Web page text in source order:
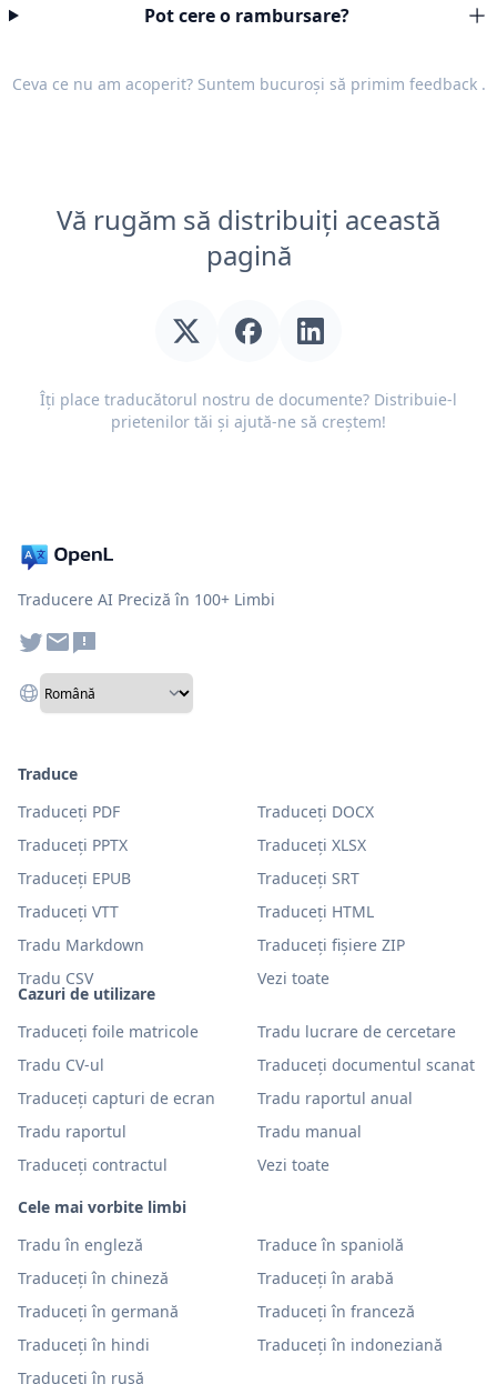
Pot cere o rambursare?
Ceva ce nu am acoperit? Suntem bucuroși să primim feedback.
Vă rugăm să distribuiți această
pagină
Îți place traducătorul nostru de documente? Distribuie-l
prietenilor tăi și ajută-ne să creștem!
Traducere AI Preciză în 100+ Limbi
Cazuri de utilizare
Traduceți foile matricole
Tradu lucrare de cercetare
Tradu CV-ul
Traduceți documentul scanat
Traduceți capturi de ecran
Tradu raportul anual
Tradu raportul
Tradu manual
Traduceți contractul
Vezi toate
Cele mai vorbite limbi
Tradu în engleză
Traduce în spaniolă
Traduceți în chineză
Traduceți în arabă
Traduceți în germană
Traduceți în franceză
Traduceți în hindi
Traduceți în indoneziană
Traduceți în rusă
Traduce
Traduceți PDF
Traduceți DOCX
Traduceți PPTX
Traduceți XLSX
Traduceți EPUB
Traduceți SRT
Traduceți VTT
Traduceți HTML
Tradu Markdown
Traduceți fișiere ZIP
Tradu CSV
Vezi toate